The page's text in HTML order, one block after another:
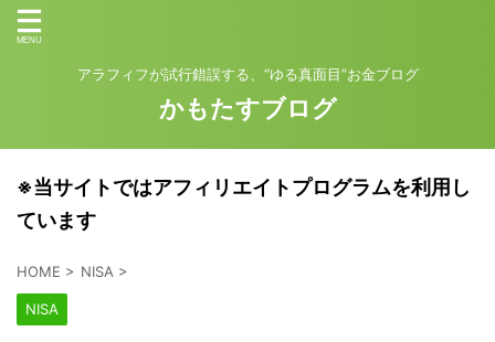
アラフィフが試行錯誤する、“ゆる真面目”お金ブログ
かもたすブログ
※当サイトではアフィリエイトプログラムを利用し
ています
HOME > NISA >
NISA